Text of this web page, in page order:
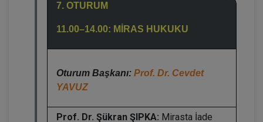
7. OTURUM
11.00–14.00: MİRAS HUKUKU
Oturum Başkanı: Prof. Dr. Cevdet
YAVUZ
Prof. Dr. Şükran ŞIPKA: Mirasta İade